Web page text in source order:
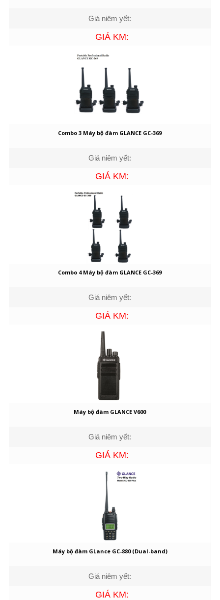
Giá niêm yết:
GIÁ KM:
Combo 3 Máy bộ đàm GLANCE GC-369
Giá niêm yết:
GIÁ KM:
Combo 4 Máy bộ đàm GLANCE GC-369
Giá niêm yết:
GIÁ KM:
Máy bộ đàm GLANCE V600
Giá niêm yết:
GIÁ KM:
Máy bộ đàm GLance GC-880 (Dual-band)
Giá niêm yết:
GIÁ KM: